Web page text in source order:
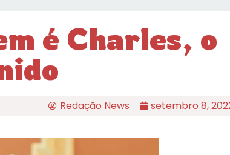
é Charles, o
Redação News setembro 8,